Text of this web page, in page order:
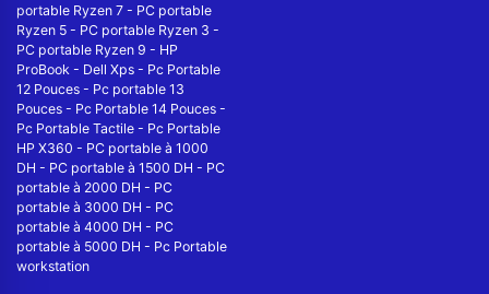
portable Ryzen 7 - PC portable
Ryzen 5 - PC portable Ryzen 3 -
PC portable Ryzen 9 - HP
ProBook - Dell Xps - Pc Portable
12 Pouces - Pc portable 13
Pouces - Pc Portable 14 Pouces -
Pc Portable Tactile - Pc Portable
HP X360 - PC portable à 1000
DH - PC portable à 1500 DH - PC
portable à 2000 DH - PC
portable à 3000 DH - PC
portable à 4000 DH - PC
portable à 5000 DH - Pc Portable
workstation